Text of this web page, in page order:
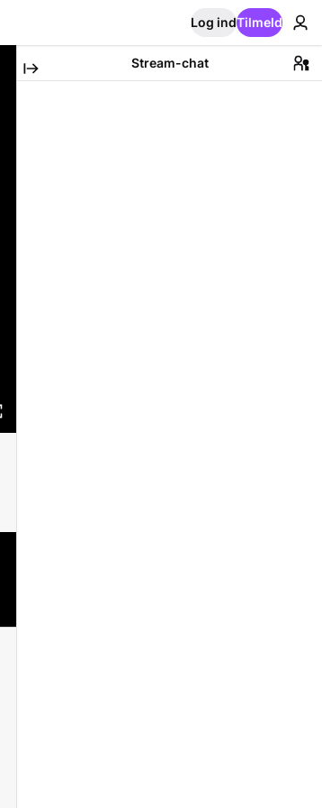
Log indTilmeld
Stream-chat